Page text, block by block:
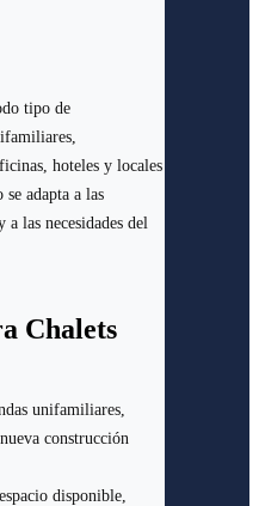
tipo de
hoteles y locales
adapta a las
las necesidades del
Chalets
unifamiliares,
construcción
disponible,